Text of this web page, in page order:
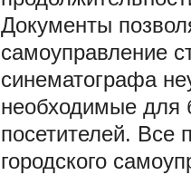
Документы
самоуправление
синематографа
необходимые для
посетителей. Все
городского